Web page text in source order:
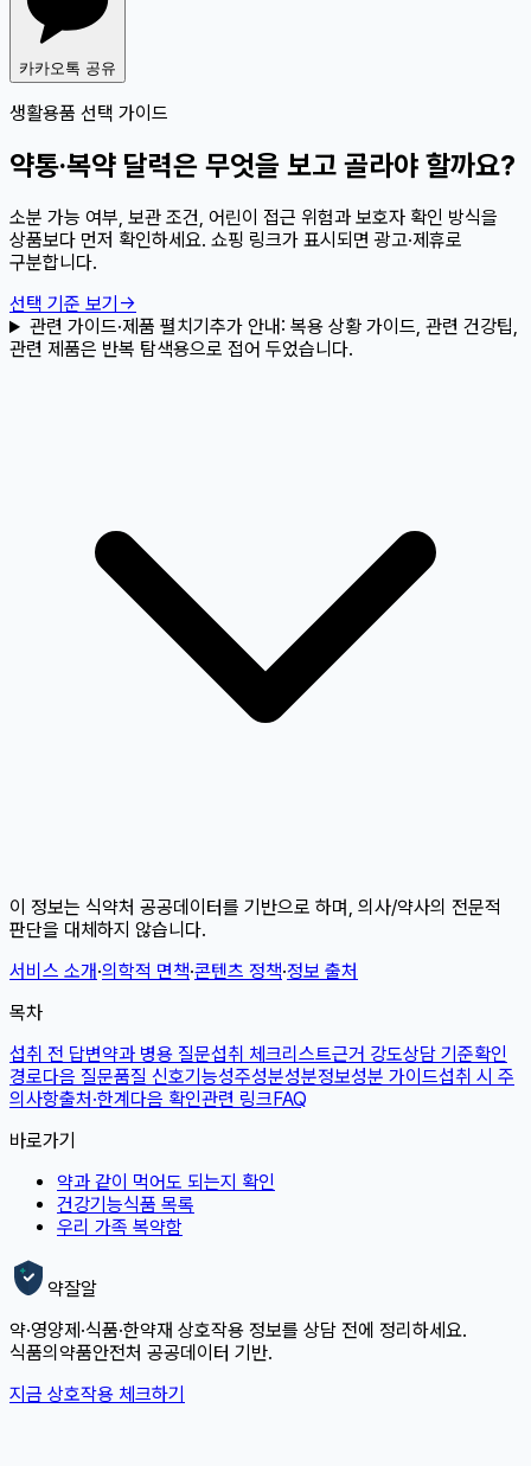
카카오톡 공유
생활용품 선택 가이드
약통·복약 달력은 무엇을 보고 골라야 할까요?
소분 가능 여부, 보관 조건, 어린이 접근 위험과 보호자 확인 방식을
상품보다 먼저 확인하세요. 쇼핑 링크가 표시되면 광고·제휴로
구분합니다.
선택 기준 보기 →
관련 가이드·제품 펼치기추가 안내: 복용 상황 가이드, 관련 건강팁,
관련 제품은 반복 탐색용으로 접어 두었습니다.
이 정보는 식약처 공공데이터를 기반으로 하며, 의사/약사의 전문적
판단을 대체하지 않습니다.
서비스 소개·의학적 면책·콘텐츠 정책·정보 출처
목차
섭취 전 답변약과 병용 질문섭취 체크리스트근거 강도상담 기준확인
경로다음 질문품질 신호기능성주성분성분정보성분 가이드섭취 시 주
의사항출처·한계다음 확인관련 링크FAQ
바로가기
약과 같이 먹어도 되는지 확인
건강기능식품 목록
우리 가족 복약함
약잘알
약·영양제·식품·한약재 상호작용 정보를 상담 전에 정리하세요.
식품의약품안전처 공공데이터 기반.
지금 상호작용 체크하기